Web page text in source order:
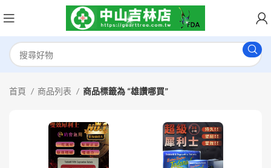
首頁 商品列表 商品標籤為 “雄讚哪買”